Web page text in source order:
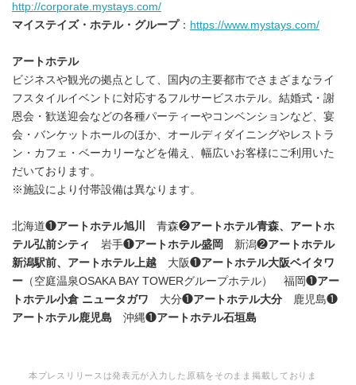
http://corporate.mystays.com/
マイステイズ・ホテル・グループ： https://www.mystays.com/
アートホテル
ビジネスや観光の拠点として、国内の主要都市でさまざまなライ
フスタイルイベントに対応するフルサービスホテル。結婚式・謝
恩会・歓送迎会などの各種パーティーやコンベンションなど、宴
会・バンケットホールのほか、オールディダイニングやレストラ
ン・カフェ・ベーカリーなどを備え、幅広いお客様にご利用いた
だいております。
※施設により付帯設備は異なります。
北海道❶アートホテル旭川 青森❷アートホテル青森、アートホ
テル弘前シティ
岩手❶アートホテル盛岡 新潟❷アートホテル
新潟駅前、アートホテル上越 大阪❶アートホテル大阪ベイタワ
ー （空庭温泉OSAKA BAY TOWERグループホテル） 福岡❶アー
トホテル小倉 ニュータガワ 大分❶アートホテル大分 鹿児島❶
アートホテル鹿児島 沖縄❶アートホテル石垣島
本プレスリリースは発表元が入力した原稿をそのまま掲載しておりま